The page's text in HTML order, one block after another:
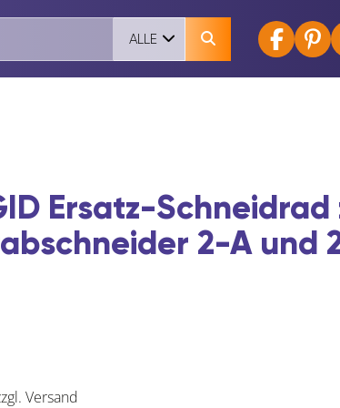
ALLE
Ersatz-Schneidrad
2-A und
Versand